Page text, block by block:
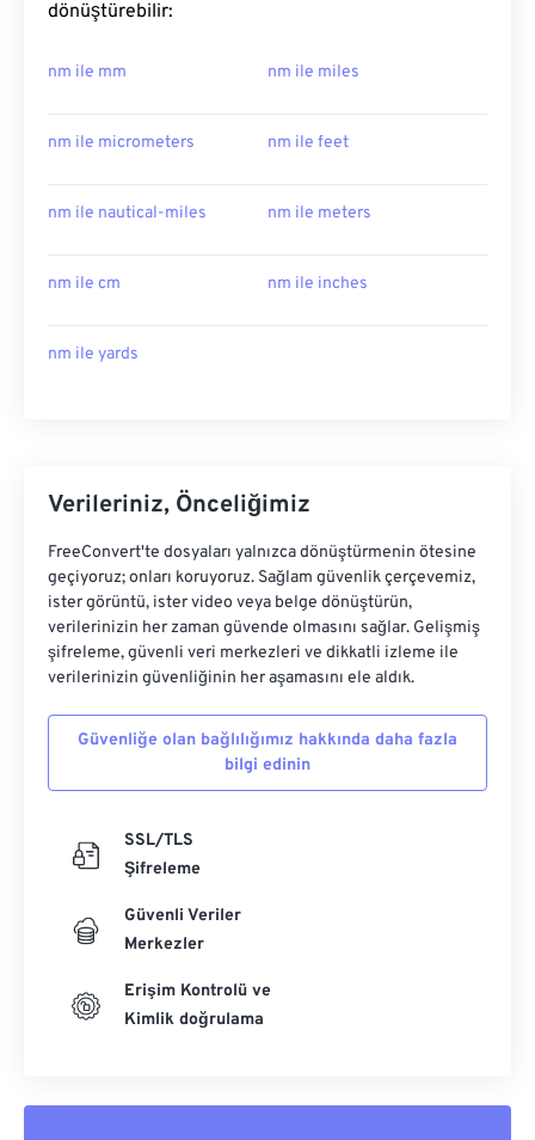
dönüştürebilir:
nm ile mm nm ile miles
nm ile micrometers nm ile feet
nm ile nautical-miles nm ile meters
nm ile cm nm ile inches
nm ile yards
Verileriniz, Önceliğimiz
FreeConvert'te dosyaları yalnızca dönüştürmenin ötesine
geçiyoruz; onları koruyoruz. Sağlam güvenlik çerçevemiz,
ister görüntü, ister video veya belge dönüştürün,
verilerinizin her zaman güvende olmasını sağlar. Gelişmiş
şifreleme, güvenli veri merkezleri ve dikkatli izleme ile
verilerinizin güvenliğinin her aşamasını ele aldık.
Güvenliğe olan bağlılığımız hakkında daha fazla
bilgi edinin
SSL/TLS
Şifreleme
Güvenli Veriler
Merkezler
Erişim Kontrolü ve
Kimlik doğrulama